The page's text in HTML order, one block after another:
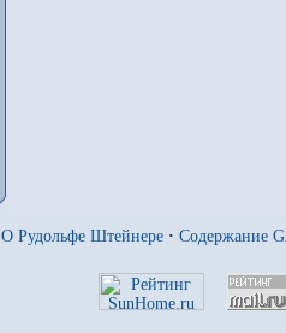
О Рудольфе Штейнере · Содержание